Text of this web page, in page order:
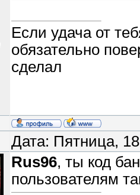
Если удача от
обязательно
сделал
Дата: Пятница,
Rus96, ты код
пользователям